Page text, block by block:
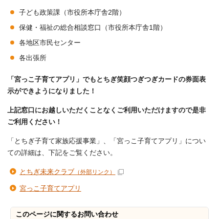
子ども政策課（市役所本庁舎2階）
保健・福祉の総合相談窓口（市役所本庁舎1階）
各地区市民センター
各出張所
「宮っこ子育てアプリ」でもとちぎ笑顔つぎつぎカードの券面表
示ができようになりました！
上記窓口にお越しいただくことなくご利用いただけますので是非
ご利用ください！
「とちぎ子育て家族応援事業」、「宮っこ子育てアプリ」につい
ての詳細は、下記をご覧ください。
とちぎ未来クラブ （外部リンク）
宮っこ子育てアプリ
このページに関するお問い合わせ